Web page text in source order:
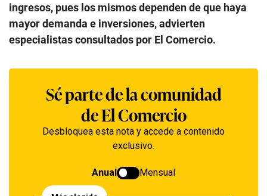
ingresos, pues los mismos dependen de que haya
mayor demanda e inversiones, advierten
especialistas consultados por El Comercio.